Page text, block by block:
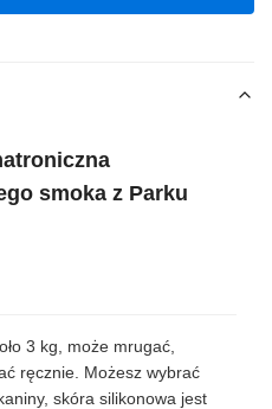
smoka z Parku
3 kg, może mrugać,
ręcznie. Możesz wybrać
skóra silikonowa jest